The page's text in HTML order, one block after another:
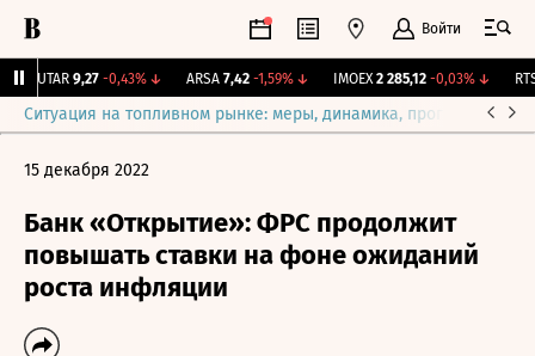
Войти
UTAR 9,27 -0,43%↓ ARSA 7,42 -1,59%↓ IMOEX 2 285,12 -0,03%↓ RTSI
Ситуация на топливном рынке: меры, динамика, прогнозы
15 декабря 2022
Банк «Открытие»: ФРС продолжит
повышать ставки на фоне ожиданий
роста инфляции